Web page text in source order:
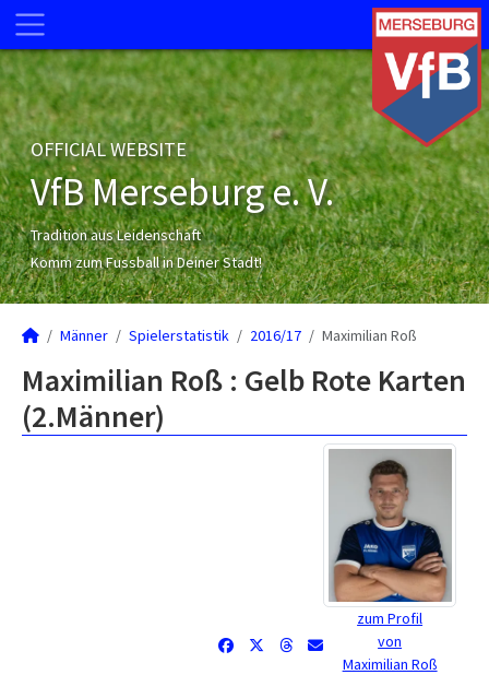
OFFICIAL WEBSITE
VfB Merseburg e. V.
Tradition aus Leidenschaft
Komm zum Fussball in Deiner Stadt!
Männer Spielerstatistik 2016/17 Maximilian Roß
Maximilian Roß : Gelb Rote Karten
(2.Männer)
zum Profil
von
Maximilian Roß